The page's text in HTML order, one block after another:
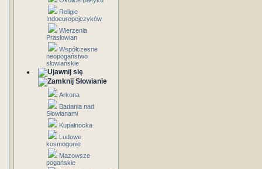
Religie
Indoeuropejczyków
Wierzenia
Prasłowian
Współczesne
neopogaństwo
słowiańskie
Słowianie
Arkona
Badania nad
Słowianami
Kupalnocka
Ludowe
kosmogonie
Mazowsze
pogańskie